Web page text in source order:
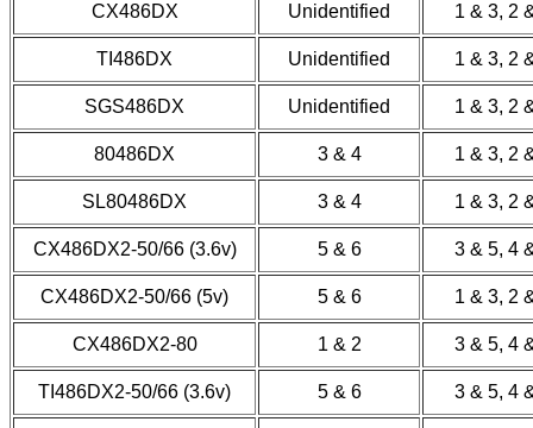
CX486DX Unidentified 1 & 3, 2
TI486DX Unidentified 1 & 3, 2
SGS486DX Unidentified 1 & 3, 2
80486DX 3 & 4 1 & 3, 2
SL80486DX 3 & 4 1 & 3, 2
CX486DX2-50/66 (3.6v) 5 & 6 3 & 5, 4
CX486DX2-50/66 (5v) 5 & 6 1 & 3, 2
CX486DX2-80 1 & 2 3 & 5, 4
TI486DX2-50/66 (3.6v) 5 & 6 3 & 5, 4